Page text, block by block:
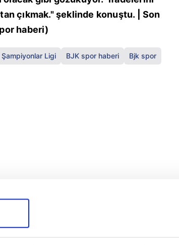
çıkmak." şeklinde konuştu. | Son
haberi)
Şampiyonlar Ligi BJK spor haberi Bjk spor